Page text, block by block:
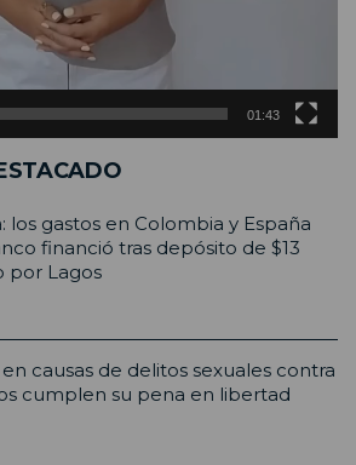
01:43
los gastos en Colombia y España
financió tras depósito de $13
por Lagos
causas de delitos sexuales contra
cumplen su pena en libertad